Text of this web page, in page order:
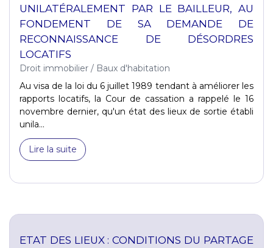
UNILATÉRALEMENT PAR LE BAILLEUR, AU
FONDEMENT DE SA DEMANDE DE
RECONNAISSANCE DE DÉSORDRES
LOCATIFS
Droit immobilier / Baux d'habitation
Au visa de la loi du 6 juillet 1989 tendant à améliorer les
rapports locatifs, la Cour de cassation a rappelé le 16
novembre dernier, qu'un état des lieux de sortie établi
unila...
Lire la suite
ETAT DES LIEUX : CONDITIONS DU PARTAGE